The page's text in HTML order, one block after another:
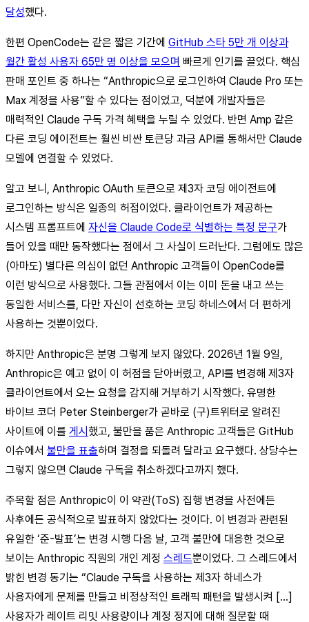
달성했다.
한편 OpenCode는 같은 짧은 기간에 GitHub 스타 5만 개 이상과
월간 활성 사용자 65만 명 이상을 모으며 빠르게 인기를 끌었다. 핵심
판매 포인트 중 하나는 “Anthropic으로 로그인하여 Claude Pro 또는
Max 계정을 사용”할 수 있다는 점이었고, 덕분에 개발자들은
매력적인 Claude 구독 가격 혜택을 누릴 수 있었다. 반면 Amp 같은
다른 코딩 에이전트는 훨씬 비싼 토큰당 과금 API를 통해서만 Claude
모델에 연결할 수 있었다.
알고 보니, Anthropic OAuth 토큰으로 제3자 코딩 에이전트에
로그인하는 방식은 일종의 허점이었다. 클라이언트가 제공하는
시스템 프롬프트에 자신을 Claude Code로 식별하는 특정 문구가
들어 있을 때만 동작했다는 점에서 그 사실이 드러난다. 그럼에도 많은
(아마도) 별다른 의심이 없던 Anthropic 고객들이 OpenCode를
이런 방식으로 사용했다. 그들 관점에서 이는 이미 돈을 내고 쓰는
동일한 서비스를, 다만 자신이 선호하는 코딩 하네스에서 더 편하게
사용하는 것뿐이었다.
하지만 Anthropic은 분명 그렇게 보지 않았다. 2026년 1월 9일,
Anthropic은 예고 없이 이 허점을 닫아버렸고, API를 변경해 제3자
클라이언트에서 오는 요청을 감지해 거부하기 시작했다. 유명한
바이브 코더 Peter Steinberger가 곧바로 (구)트위터로 알려진
사이트에 이를 게시 했고, 불만을 품은 Anthropic 고객들은 GitHub
이슈에서 불만을 표출하며 결정을 되돌려 달라고 요구했다. 상당수는
그렇지 않으면 Claude 구독을 취소하겠다고까지 했다.
주목할 점은 Anthropic이 이 약관(ToS) 집행 변경을 사전에든
사후에든 공식적으로 발표하지 않았다는 것이다. 이 변경과 관련된
유일한 ‘준-발표’는 변경 시행 다음 날, 고객 불만에 대응한 것으로
보이는 Anthropic 직원의 개인 계정 스레드뿐이었다. 그 스레드에서
밝힌 변경 동기는 “Claude 구독을 사용하는 제3자 하네스가
사용자에게 문제를 만들고 비정상적인 트래픽 패턴을 발생시켜 [...]
사용자가 레이트 리밋 사용량이나 계정 정지에 대해 질문할 때